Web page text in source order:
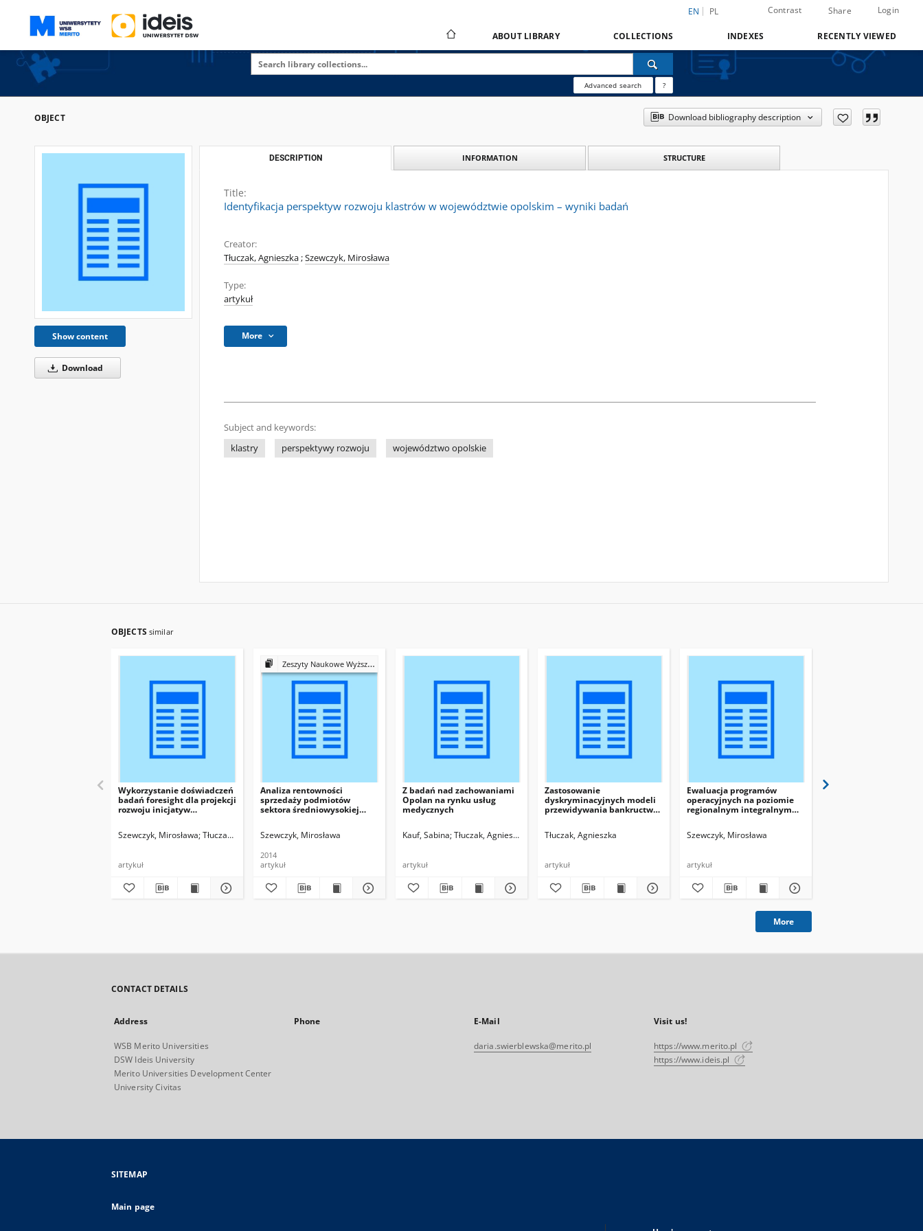
EN PL Contrast Share Login
ABOUT LIBRARY COLLECTIONS INDEXES RECENTLY VIEWED
Advanced search ?
OBJECT Download bibliography description
Show content
Download
DESCRIPTION INFORMATION STRUCTURE
Title:
Identyfikacja perspektyw rozwoju klastrów w województwie opolskim – wyniki badań
Creator:
Tłuczak, Agnieszka;Szewczyk, Mirosława
Type:
artykuł
More
Subject and keywords:
klastry
perspektywy rozwoju województwo opolskie
OBJECTS similar
Wykorzystanie doświadczeń
badań foresight dla projekcji
rozwoju inicjatyw
Szewczyk, Mirosława Tłuczak, Agnieszka Ruszczak, Bogdan
artykuł
Zeszyty Naukowe Wyższej Szkoły Bankowej we Wrocławiu
Analiza rentowności
sprzedaży podmiotów
sektora średniowysokiej
Szewczyk, Mirosława
2014
artykuł
Z badań nad zachowaniami
Opolan na rynku usług
medycznych
Kauf, Sabina Tłuczak, Agnieszka
artykuł
Zastosowanie
dyskryminacyjnych modeli
przewidywania bankructwa
Tłuczak, Agnieszka
artykuł
Ewaluacja programów
operacyjnych na poziomie
regionalnym integralnym
województwo opolskie
Szewczyk, Mirosława
artykuł
More
CONTACT DETAILS
Address
WSB Merito Universities
DSW Ideis University
Merito Universities Development Center
University Civitas
Phone E-Mail
daria.swierblewska@merito.pl
Visit us!
https://www.merito.pl
https://www.ideis.pl
SITEMAP
Main page